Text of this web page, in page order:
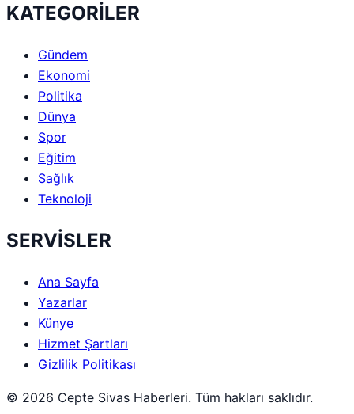
KATEGORİLER
Gündem
Ekonomi
Politika
Dünya
Spor
Eğitim
Sağlık
Teknoloji
SERVİSLER
Ana Sayfa
Yazarlar
Künye
Hizmet Şartları
Gizlilik Politikası
© 2026 Cepte Sivas Haberleri. Tüm hakları saklıdır.